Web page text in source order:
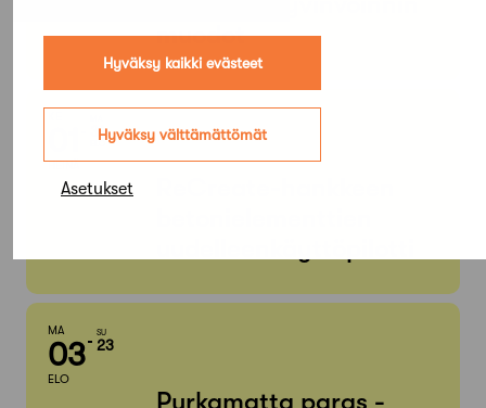
Hyväksy kaikki evästeet
Hyväksy välttämättömät
Asetukset
muodot
HEINÄ
31
ELO
MA
03
ELO
SU
23
Purkamatta paras -